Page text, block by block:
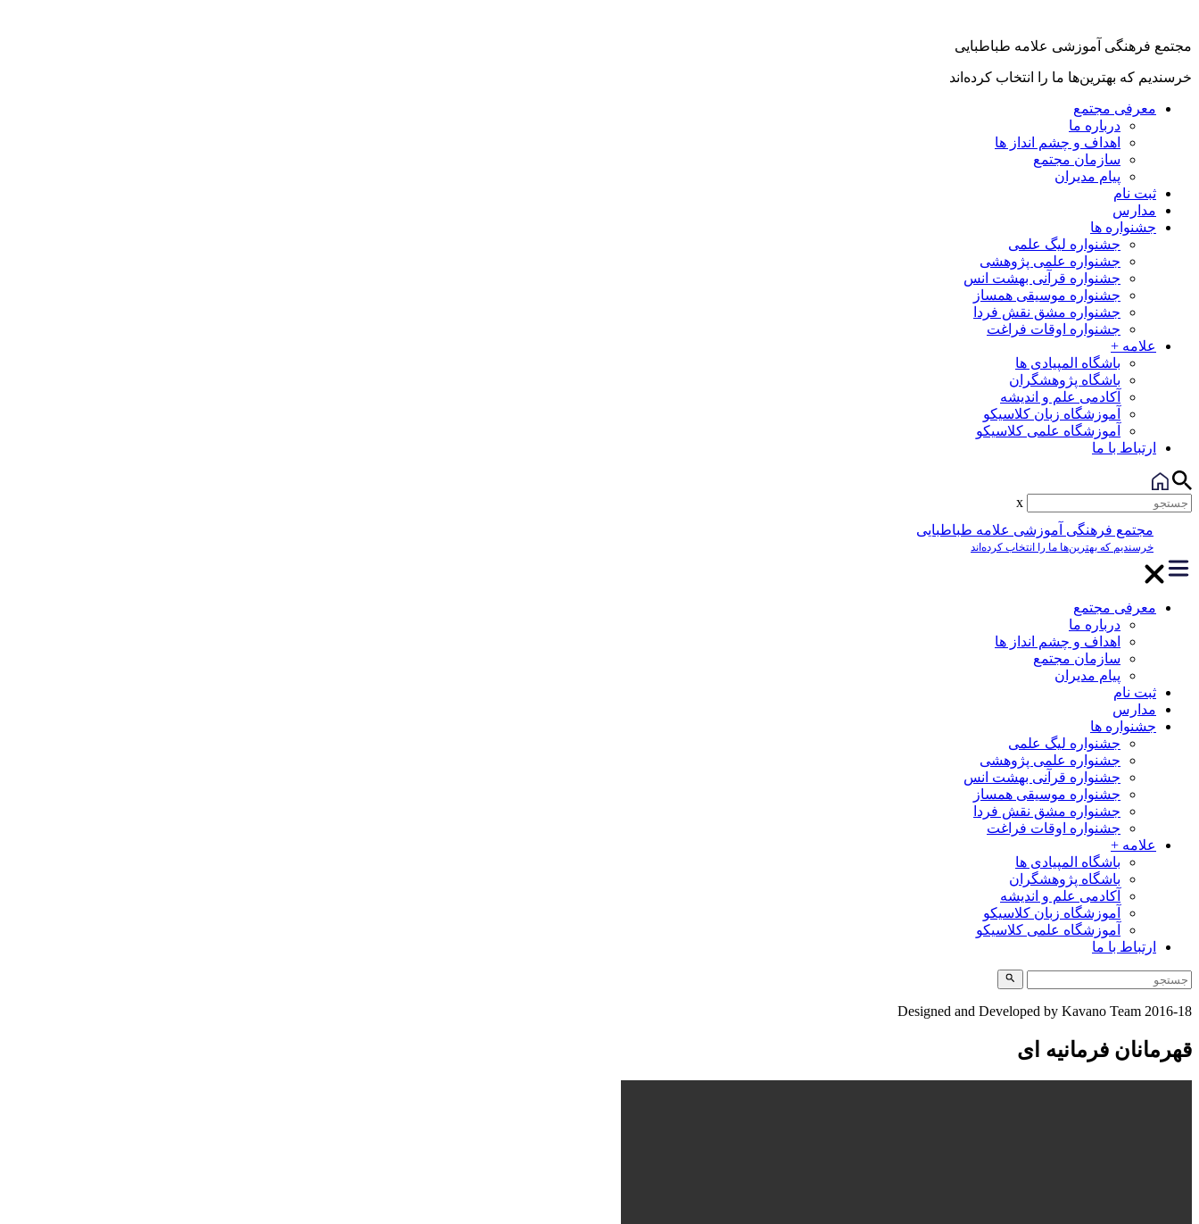
مجتمع فرهنگی آموزشی علامه طباطبایی
خرسندیم که بهترین‌ها ما را انتخاب کرده‌اند
معرفی مجتمع
درباره ما
اهداف و چشم انداز ها
سازمان مجتمع
پیام مدیران
ثبت نام
مدارس
جشنواره ها
جشنواره لیگ علمی
جشنواره علمی پژوهشی
جشنواره قرآنی بهشت انس
جشنواره موسیقی همساز
جشنواره مشق نقش فردا
جشنواره اوقات فراغت
علامه +
باشگاه المپیادی ها
باشگاه پژوهشگران
آکادمی علم و اندیشه
آموزشگاه زبان کلاسیکو
آموزشگاه علمی کلاسیکو
ارتباط با ما
x
مجتمع فرهنگی آموزشی علامه طباطبایی
خرسندیم که بهترین‌ها ما را انتخاب کرده‌اند
معرفی مجتمع
درباره ما
اهداف و چشم انداز ها
سازمان مجتمع
پیام مدیران
ثبت نام
مدارس
جشنواره ها
جشنواره لیگ علمی
جشنواره علمی پژوهشی
جشنواره قرآنی بهشت انس
جشنواره موسیقی همساز
جشنواره مشق نقش فردا
جشنواره اوقات فراغت
علامه +
باشگاه المپیادی ها
باشگاه پژوهشگران
آکادمی علم و اندیشه
آموزشگاه زبان کلاسیکو
آموزشگاه علمی کلاسیکو
ارتباط با ما
Designed and Developed by Kavano Team 2016-18
قهرمانان فرمانیه ای